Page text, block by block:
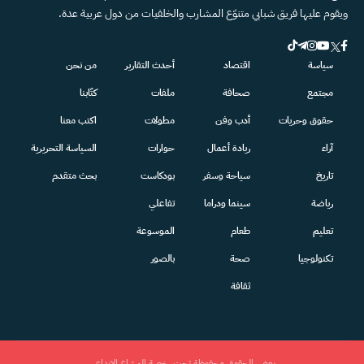
ويقوم عليها فريق شبابي متنوّع المشارب والخلفيات من دول عربية عدة.
سياسة
مجتمع
حقوق وحريات
آراء
تاريخ
رياضة
تعليم
تكنولوجيا
اقتصاد
صحافة
أدب وفن
ريادة أعمال
سياحة وسفر
سينما ودراما
طعام
صحة
ثقافة
أحدث التقارير
ملفات
مطولات
حوارات
بودكاست
تفاعلي
الموسوعة
بالصور
من نحن
كتّابنا
اكتب معنا
السياسة التحريرية
بحث متقدم